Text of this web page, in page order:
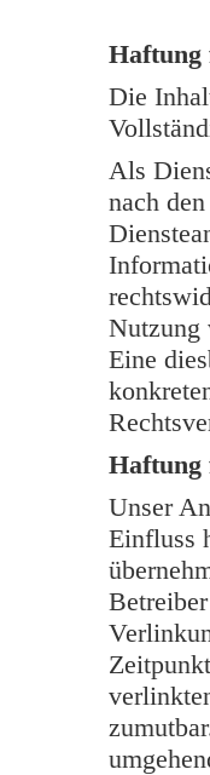
Die
Als
nach
Nutzung
Eine
Unser
Einfluss